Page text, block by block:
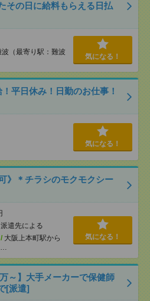
その日に給料もらえる日払
（最寄り駅：難波
気になる！
平日休み！日勤のお仕事！
気になる！
》＊チラシのモクモクシー
遣先による
/ 大阪上本町駅から
…
気になる！
～】大手メーカーで保健師
[派遣]